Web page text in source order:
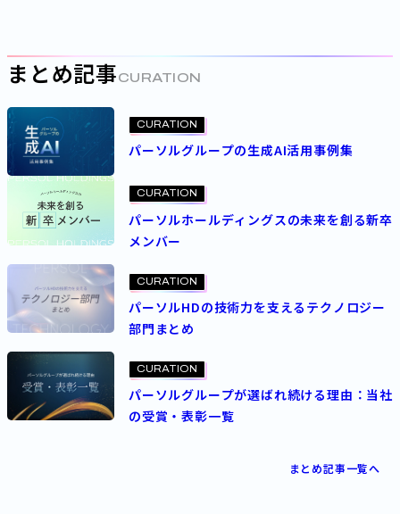
まとめ記事 CURATION
CURATION
パーソルグループの生成AI活用事例集
CURATION
パーソルホールディングスの未来を創る新卒
メンバー
CURATION
パーソルHDの技術力を支えるテクノロジー
部門まとめ
CURATION
パーソルグループが選ばれ続ける理由：当社
の受賞・表彰一覧
まとめ記事一覧へ